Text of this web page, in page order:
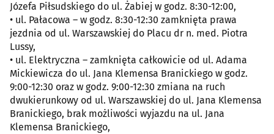
Józefa Piłsudskiego do ul. Żabiej w godz. 8:30-12:00,
• ul. Pałacowa – w godz. 8:30-12:30 zamknięta prawa
jezdnia od ul. Warszawskiej do Placu dr n. med. Piotra
Lussy,
• ul. Elektryczna – zamknięta całkowicie od ul. Adama
Mickiewicza do ul. Jana Klemensa Branickiego w godz.
9:00-12:30 oraz w godz. 9:00-12:30 zmiana na ruch
dwukierunkowy od ul. Warszawskiej do ul. Jana Klemensa
Branickiego, brak możliwości wyjazdu na ul. Jana
Klemensa Branickiego,